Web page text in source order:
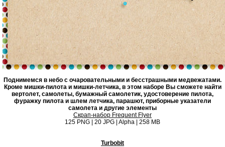
Поднимемся в небо с очаровательными и бесстрашными медвежатами.
Кроме мишки-пилота и мишки-летчика, в этом наборе Вы сможете найти
вертолет, самолеты, бумажный самолетик, удостоверение пилота,
фуражку пилота и шлем летчика, парашют, приборные указатели
самолета и другие элементы
Скрап-набор Frequent Flyer
125 PNG | 20 JPG | Alpha | 258 MB
Turbobit